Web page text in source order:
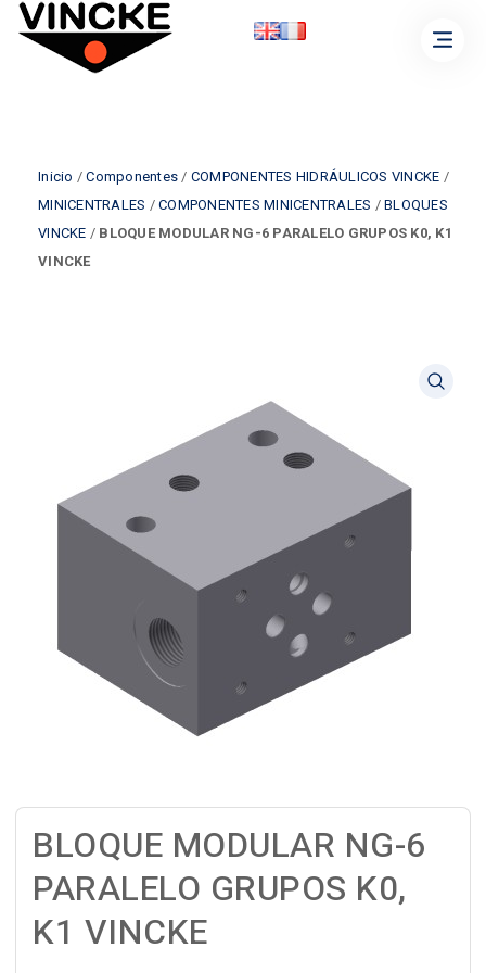
Inicio /Componentes / COMPONENTES HIDRÁULICOS VINCKE /
MINICENTRALES / COMPONENTES MINICENTRALES / BLOQUES
VINCKE / BLOQUE MODULAR NG-6 PARALELO GRUPOS K0, K1
VINCKE
BLOQUE MODULAR NG-6
PARALELO GRUPOS K0,
K1 VINCKE